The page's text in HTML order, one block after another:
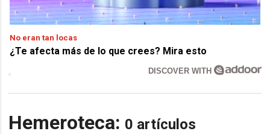
No eran tan locas
¿Te afecta más de lo que crees? Mira esto
DISCOVER WITH
Hemeroteca: 0 artículos